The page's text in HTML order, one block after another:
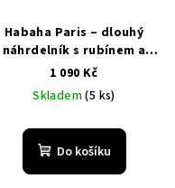
Habaha Paris – dlouhý
náhrdelník s rubínem a
perlemi
1 090 Kč
Skladem(5 ks)
Do košíku